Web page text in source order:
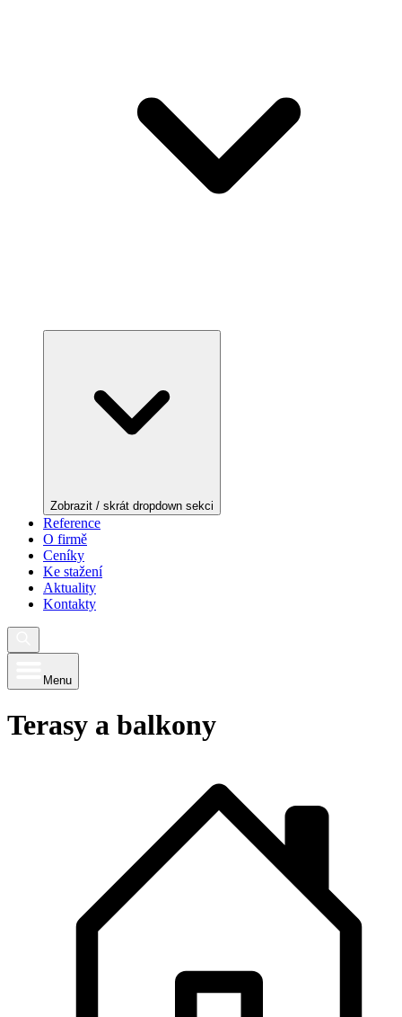
Zobrazit / skrát dropdown sekci
Reference
O firmě
Ceníky
Ke stažení
Aktuality
Kontakty
Menu
Terasy a balkony